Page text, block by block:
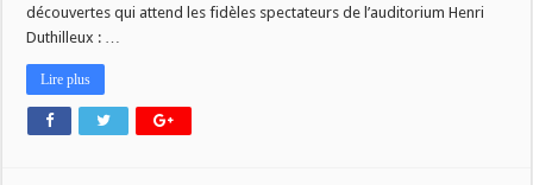
découvertes qui attend les fidèles spectateurs de l’auditorium Henri
Duthilleux : …
Lire plus